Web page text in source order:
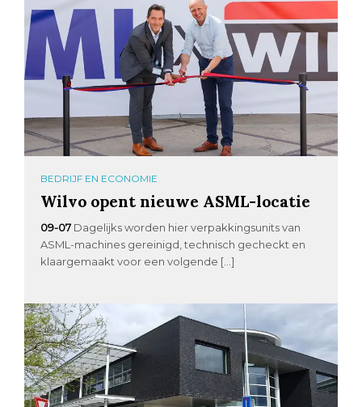
BEDRIJF EN ECONOMIE
Wilvo opent nieuwe ASML-locatie
09-07 Dagelijks worden hier verpakkingsunits van
ASML-machines gereinigd, technisch gecheckt en
klaargemaakt voor een volgende […]